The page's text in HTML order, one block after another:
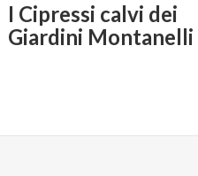
I Cipressi calvi dei
Giardini Montanelli